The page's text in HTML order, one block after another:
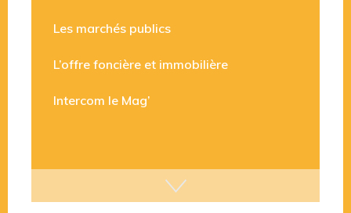
Portail des aides nationales
Les marchés publics
L’offre foncière et immobilière